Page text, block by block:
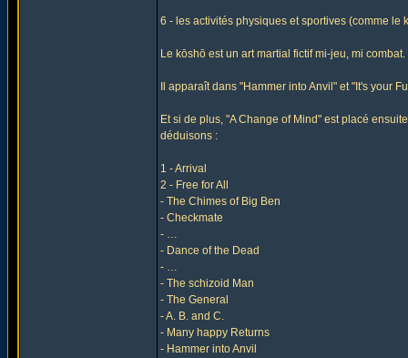
6 - les activités physiques et sportives (comme le
Le kōshō est un art martial fictif mi-jeu, mi combat.
Il apparaît dans "Hammer into Anvil" et "It's your
Et si de plus, "A Change of Mind" est placé
déduisons :
1 - Arrival
2 - Free for All
- The Chimes of Big Ben
- Checkmate
- …
- Dance of the Dead
- …
- The schizoid Man
- The General
- A. B. and C.
- Many happy Returns
- Hammer into Anvil